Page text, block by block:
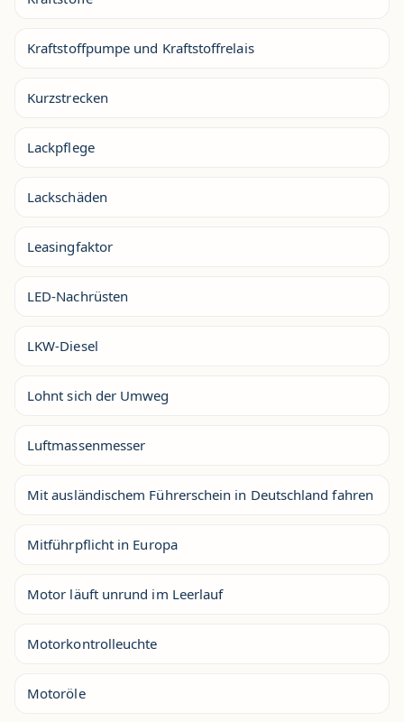
Kraftstoffpumpe und Kraftstoffrelais
Kurzstrecken
Lackpflege
Lackschäden
Leasingfaktor
LED-Nachrüsten
LKW-Diesel
Lohnt sich der Umweg
Luftmassenmesser
Mit ausländischem Führerschein in Deutschland fahren
Mitführpflicht in Europa
Motor läuft unrund im Leerlauf
Motorkontrolleuchte
Motoröle